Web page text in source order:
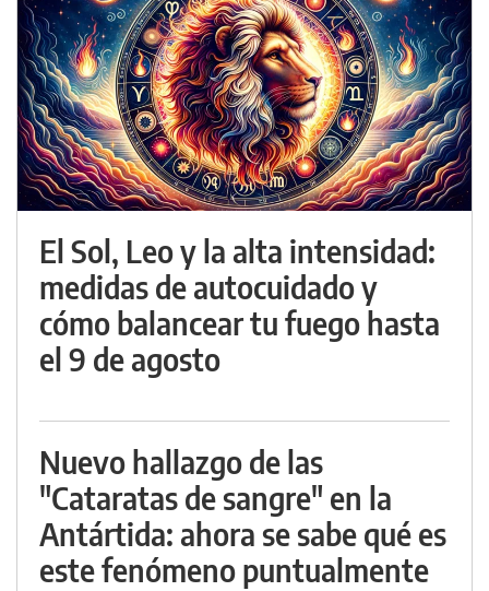
El Sol, Leo y la alta intensidad:
medidas de autocuidado y
cómo balancear tu fuego hasta
el 9 de agosto
Nuevo hallazgo de las
"Cataratas de sangre" en la
Antártida: ahora se sabe qué es
este fenómeno puntualmente